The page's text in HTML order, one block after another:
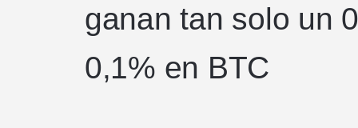
ganan tan solo un
0,1% en BTC